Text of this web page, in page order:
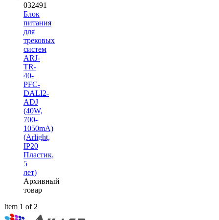
032491
Блок
питания
для
трековых
систем
ARJ-
TR-
40-
PFC-
DALI2-
ADJ
(40W,
700-
1050mA)
(Arlight,
IP20
Пластик,
5
лет)
Архивный
товар
Item 1 of 2